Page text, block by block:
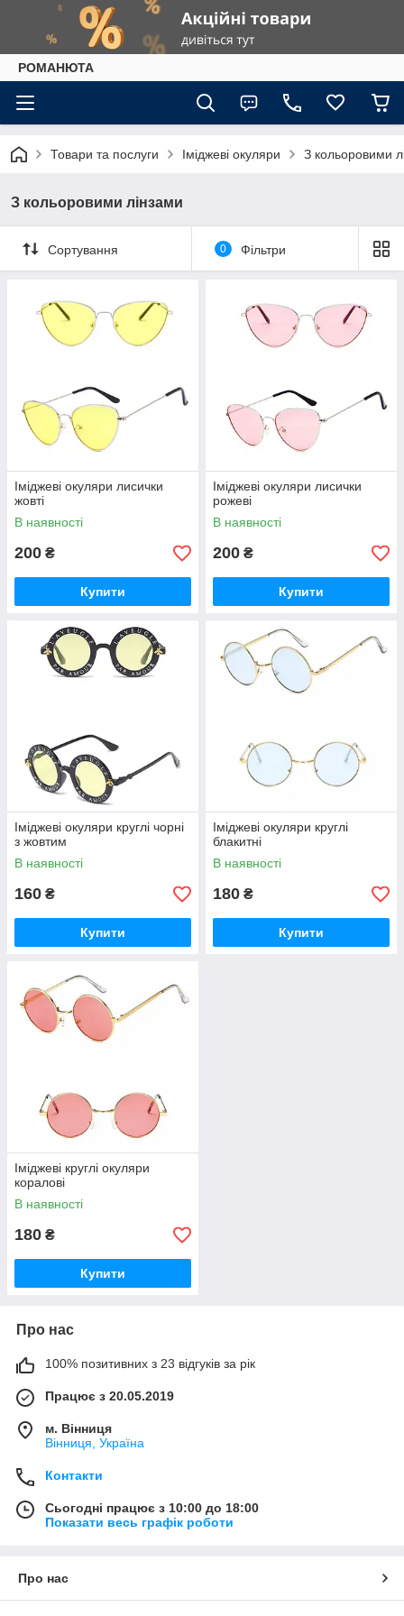
РОМАНЮТА
Товари та послуги Іміджеві окуляри З кольоровими
З кольоровими лінзами
Сортування 0 Фільтри
Іміджеві окуляри лисички
жовті
В наявності
200 ₴
Купити
Іміджеві окуляри лисички
рожеві
В наявності
200 ₴
Купити
Іміджеві окуляри круглі чорні
з жовтим
В наявності
160 ₴
Купити
Іміджеві окуляри круглі
блакитні
В наявності
180 ₴
Купити
Іміджеві круглі окуляри
коралові
В наявності
180 ₴
Купити
Про нас
100% позитивних з 23 відгуків за рік
Працює з 20.05.2019
м. Вінниця
Вінниця, Україна
Контакти
Сьогодні працює з 10:00 до 18:00
Показати весь графік роботи
Про нас